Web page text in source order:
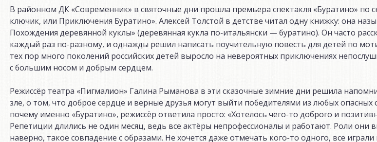
В районном ДК «Современник» в святочные дни прошла премьера спектакля «Буратино» по
ключик, или Приключения Буратино». Алексей Толстой в детстве читал одну книжку: она
Похождения деревянной куклы» (деревянная кукла по-итальянски — буратино). Он часто
каждый раз по-разному, и однажды решил написать поучительную повесть для детей по
тех пор много поколений российских детей выросло на невероятных приключениях
с большим носом и добрым сердцем.
Режиссёр театра «Пигмалион» Галина Рыманова в эти сказочные зимние дни решила
зле, о том, что доброе сердце и верные друзья могут выйти победителями из любых опасных
почему именно «Буратино», режиссёр ответила просто: «Хотелось чего-то доброго и
Репетиции длились не один месяц, ведь все актёры непрофессионалы и работают. Роли они
наверно, такое совпадение с образами. Не хочется даже отмечать кого-то одного, все